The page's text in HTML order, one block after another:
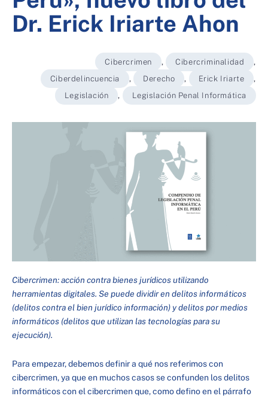
Dr. Erick Iriarte Ahon
Cibercrimen , Cibercriminalidad
,
Ciberdelincuencia
, Derecho , Erick Iriarte
,
Legislación
, Legislación Penal Informática
Cibercrimen: acción contra bienes jurídicos utilizando
herramientas digitales. Se puede dividir en delitos informáticos
(delitos contra el bien jurídico información) y delitos por medios
informáticos (delitos que utilizan las tecnologías para su
ejecución).
Para empezar, debemos definir a qué nos referimos con
cibercrimen, ya que en muchos casos se confunden los delitos
informáticos con el cibercrimen que, como defino en el párrafo